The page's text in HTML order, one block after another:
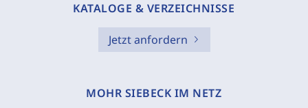
KATALOGE & VERZEICHNISSE
Jetzt anfordern
MOHR SIEBECK IM NETZ